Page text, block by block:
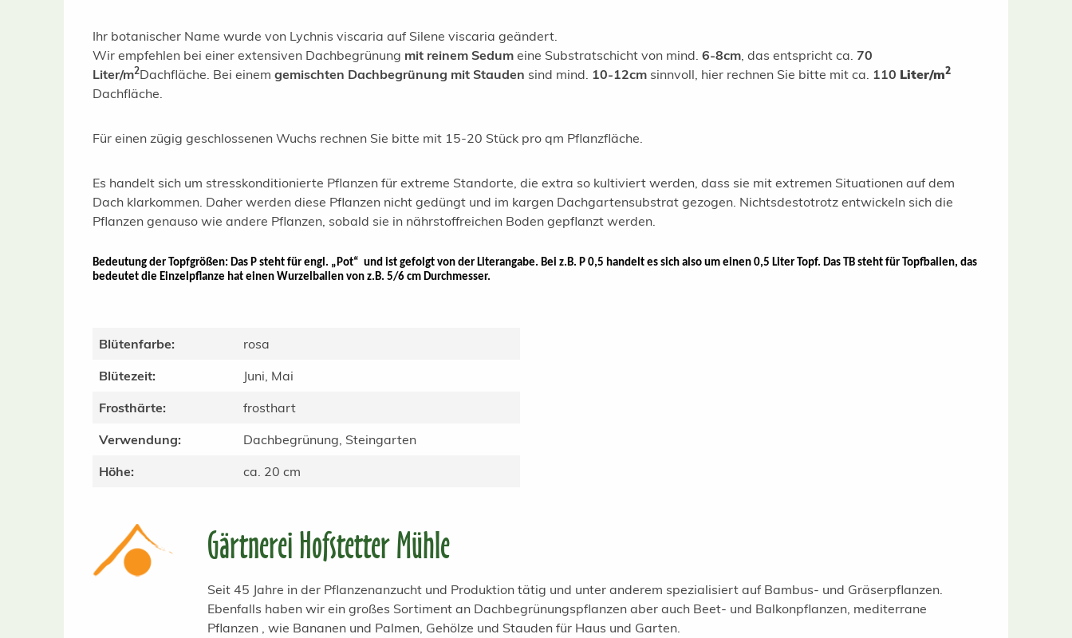
Ihr botanischer Name wurde von Lychnis viscaria auf Silene viscaria geändert.
Wir empfehlen bei einer extensiven Dachbegrünung mit reinem Sedum eine Substratschicht von mind. 6-8cm, das entspricht ca. 70
Liter/m2Dachfläche. Bei einem gemischten Dachbegrünung mit Stauden sind mind. 10-12cm sinnvoll, hier rechnen Sie bitte mit ca. 110 Liter/m2
Dachfläche.
Für einen zügig geschlossenen Wuchs rechnen Sie bitte mit 15-20 Stück pro qm Pflanzfläche.
Es handelt sich um stresskonditionierte Pflanzen für extreme Standorte, die extra so kultiviert werden, dass sie mit extremen Situationen auf dem
Dach klarkommen. Daher werden diese Pflanzen nicht gedüngt und im kargen Dachgartensubstrat gezogen. Nichtsdestotrotz entwickeln sich die
Pflanzen genauso wie andere Pflanzen, sobald sie in nährstoffreichen Boden gepflanzt werden.
Bedeutung der Topfgrößen: Das P steht für engl. „Pot“ und ist gefolgt von der Literangabe. Bei z.B. P 0,5 handelt es sich also um einen 0,5 Liter Topf. Das TB steht für Topfballen, das
bedeutet die Einzelpflanze hat einen Wurzelballen von z.B. 5/6 cm Durchmesser.
Blütenfarbe:
rosa
Blütezeit:
Juni, Mai
Frosthärte:
frosthart
Verwendung:
Dachbegrünung, Steingarten
Höhe:
ca. 20 cm
Gärtnerei Hofstetter Mühle
Seit 45 Jahre in der Pflanzenanzucht und Produktion tätig und unter anderem spezialisiert auf Bambus- und Gräserpflanzen.
Ebenfalls haben wir ein großes Sortiment an Dachbegrünungspflanzen aber auch Beet- und Balkonpflanzen, mediterrane
Pflanzen , wie Bananen und Palmen, Gehölze und Stauden für Haus und Garten.